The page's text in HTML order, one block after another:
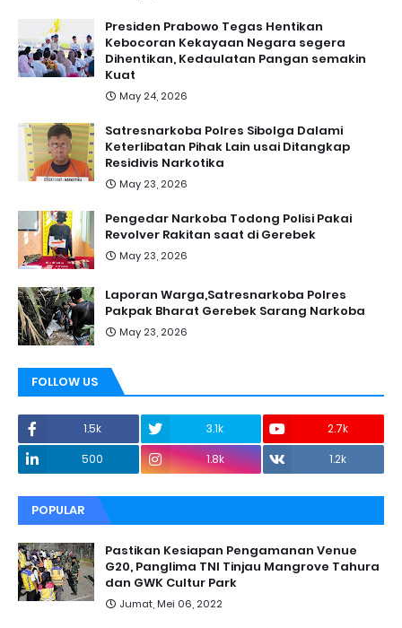
Presiden Prabowo Tegas Hentikan
Kebocoran Kekayaan Negara segera
Dihentikan, Kedaulatan Pangan semakin
Kuat
May 24, 2026
Satresnarkoba Polres Sibolga Dalami
Keterlibatan Pihak Lain usai Ditangkap
Residivis Narkotika
May 23, 2026
Pengedar Narkoba Todong Polisi Pakai
Revolver Rakitan saat di Gerebek
May 23, 2026
Laporan Warga,Satresnarkoba Polres
Pakpak Bharat Gerebek Sarang Narkoba
May 23, 2026
FOLLOW US
1.5k 3.1k
2.7k
500
1.8k 1.2k
POPULAR
Pastikan Kesiapan Pengamanan Venue
G20, Panglima TNI Tinjau Mangrove Tahura
dan GWK Cultur Park
Jumat, Mei 06, 2022